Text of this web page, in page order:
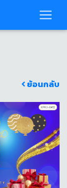
ย้อนกลับ